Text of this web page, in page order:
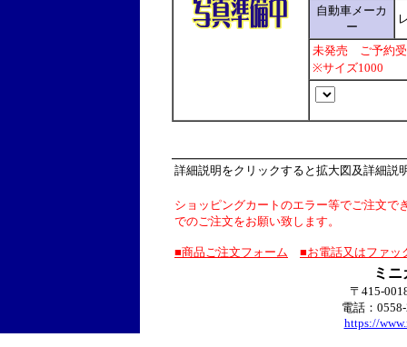
自動車メーカ
ー
未発売 ご予約
※サイズ1000
詳細説明をクリックすると拡大図及詳細説
ショッピングカートのエラー等でご注文で
でのご注文をお願い致します。
■商品ご注文フォーム ■お電話又はファッ
ミ
〒415-
電話：
https://